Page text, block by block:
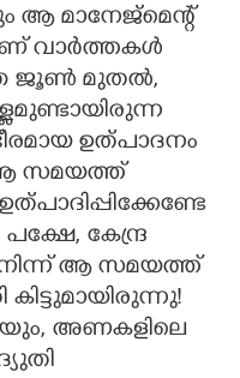
ആ മാനേജ്മെന്റ്
വാർത്തകൾ
ജൂൺ മുതൽ,​
ഉത്പാദനം
ആ സമയത്ത്
കേന്ദ്ര
ആ സമയത്ത്
അണകളിലെ